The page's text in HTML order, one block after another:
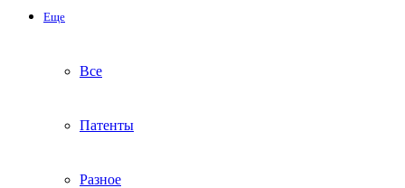
Еще
Все
Патенты
Разное